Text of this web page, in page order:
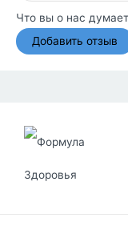
Что вы о нас